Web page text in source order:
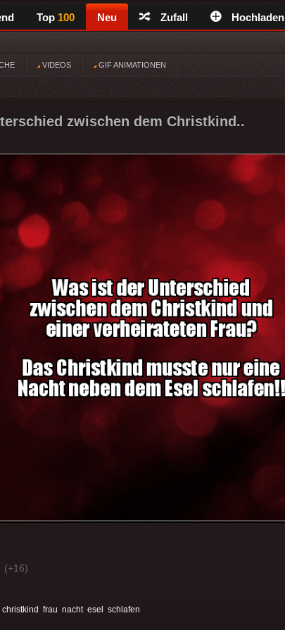
Top 100 Neu Zufall Hochladen
VIDEOS GIF ANIMATIONEN
zwischen dem Christkind..
(+16)
christkind frau nacht esel schlafen